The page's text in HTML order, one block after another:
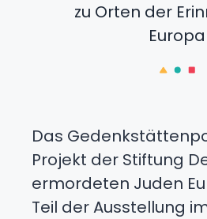
zu Orten der
Europa
Das
Projekt der Stiftung
ermordeten Juden
Teil der Ausstellung